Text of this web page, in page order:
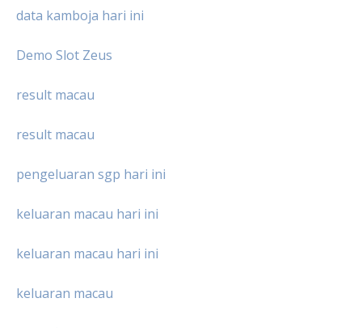
data kamboja hari ini
Demo Slot Zeus
result macau
result macau
pengeluaran sgp hari ini
keluaran macau hari ini
keluaran macau hari ini
keluaran macau